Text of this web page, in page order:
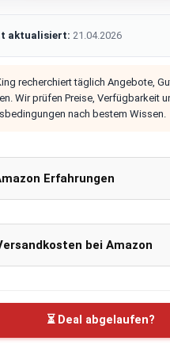
aktualisiert: 21.04.2026
recherchiert täglich Angebote,
Wir prüfen Preise, Verfügbarkeit
nach bestem Wissen.
Erfahrungen
bei Amazon
⏳ Deal abgelaufen?